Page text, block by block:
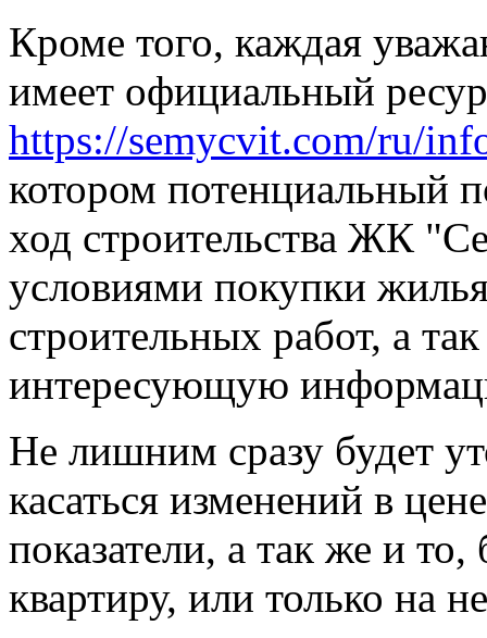
Кроме того, каждая
имеет официальный
https://semycvit.com/ru/
котором потенциальный
ход строительства ЖК
условиями покупки
строительных работ, а
интересующую
Не лишним сразу будет
касаться изменений в
показатели, а так же и
квартиру, или только на